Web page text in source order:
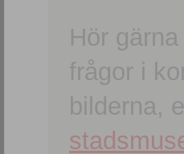
Hör
frågor i
bilderna,